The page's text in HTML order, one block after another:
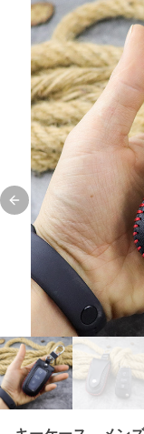
Previous slide